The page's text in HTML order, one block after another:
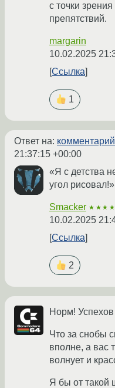
с точки
препятствий.
margarin
10.02.2025
Ссылка
1
Ответ на: комментарий
21:37:15 +00:00
«Я с детства
угол рисовал!»
Smacker
10.02.2025
Ссылка
2
Норм! Успехов
Что за снобы
вполне, а вас
волнует и
Я бы от такой